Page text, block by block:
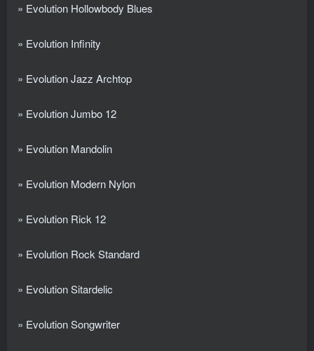
» Evolution Hollowbody Blues
» Evolution Infinity
» Evolution Jazz Archtop
» Evolution Jumbo 12
» Evolution Mandolin
» Evolution Modern Nylon
» Evolution Rick 12
» Evolution Rock Standard
» Evolution Sitardelic
» Evolution Songwriter